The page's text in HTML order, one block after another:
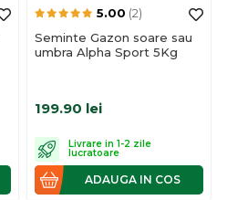
5.00 (2)
Seminte Gazon soare sau
umbra Alpha Sport 5Kg
199.90 lei
Livrare in 1-2 zile
lucratoare
ADAUGA IN COS